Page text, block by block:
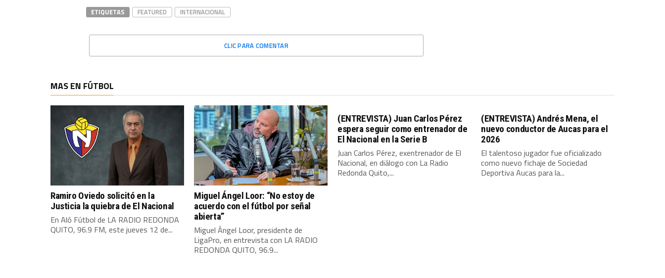
ETIQUETAS FEATURED INTERNACIONAL
CLIC PARA COMENTAR
MAS EN FÚTBOL
Ramiro Oviedo solicitó en la
Justicia la quiebra de El Nacional
En Aló Fútbol de LA RADIO REDONDA
QUITO, 96.9 FM, este jueves 12 de...
Miguel Ángel Loor: “No estoy de
acuerdo con el fútbol por señal
abierta”
Miguel Ángel Loor, presidente de
LigaPro, en entrevista con LA RADIO
REDONDA QUITO, 96.9...
(ENTREVISTA) Juan Carlos Pérez
espera seguir como entrenador de
El Nacional en la Serie B
Juan Carlos Pérez, exentrenador de El
Nacional, en diálogo con La Radio
Redonda Quito,...
(ENTREVISTA) Andrés Mena, el
nuevo conductor de Aucas para el
2026
El talentoso jugador fue oficializado
como nuevo fichaje de Sociedad
Deportiva Aucas para la...